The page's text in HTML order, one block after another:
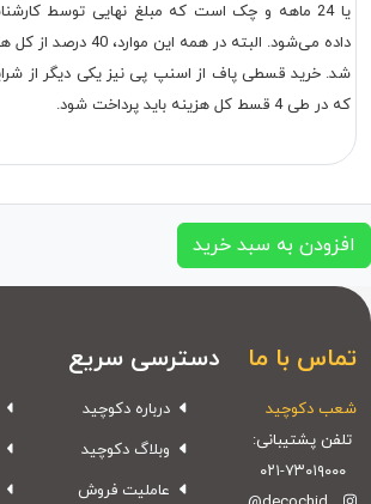
یا 24 ماهه و چک است که مبلغ نهایی توسط
داده می‌شود. البته در همه
شد. خرید قسطی پاف از اسنپ پی نیز یکی دیگر از
که در طی 4 قسط کل هزینه باید پرداخت شود.
افزودن به سبد خرید
تماس با ما
شعب دکوچید
تلفن پشتیبانی:
۰۲۱-۷۳۰۱۹۰۰۰
دسترسی سریع
درباره دکوچید
وبلاگ دکوچید
عاملیت فروش